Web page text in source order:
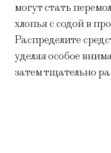
могут стать
хлопья с содой в
Распределите
уделяя особое
затем тщательно